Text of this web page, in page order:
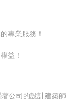
專業服務！
益！
公司的設計建築師